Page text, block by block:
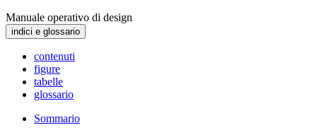
Manuale operativo di design
indici e glossario
contenuti
figure
tabelle
glossario
Sommario